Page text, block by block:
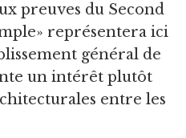
preuves du Second
représentera ici
général de
un intérêt plutôt
entre les